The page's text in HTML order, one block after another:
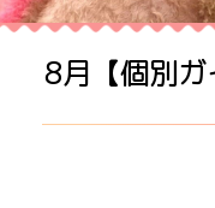
8月【個別ガ